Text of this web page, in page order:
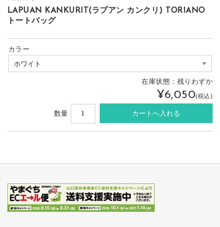
LAPUAN KANKURIT(ラプアン カンクリ) TORIANO
トートバッグ
カラー
在庫状態： 残りわずか
¥6,050(税込)
数量